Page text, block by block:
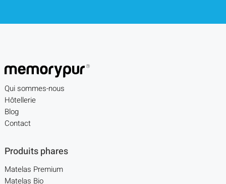
Qui sommes-nous
Hôtellerie
Blog
Contact
Produits phares
Matelas Premium
Matelas Bio